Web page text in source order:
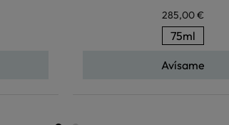
285,00 €
75ml
Avísame